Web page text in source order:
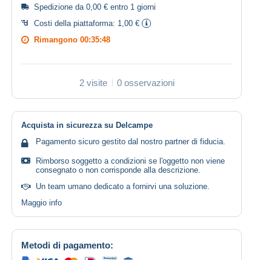
Spedizione da 0,00 € entro 1 giorni
Costi della piattaforma: 1,00 €
Rimangono 00:35:47
2 visite 0 osservazioni
Acquista in sicurezza su Delcampe
Pagamento sicuro gestito dal nostro partner di fiducia.
Rimborso soggetto a condizioni se l'oggetto non viene
consegnato o non corrisponde alla descrizione.
Un team umano dedicato a fornirvi una soluzione.
Maggio info
Metodi di pagamento: